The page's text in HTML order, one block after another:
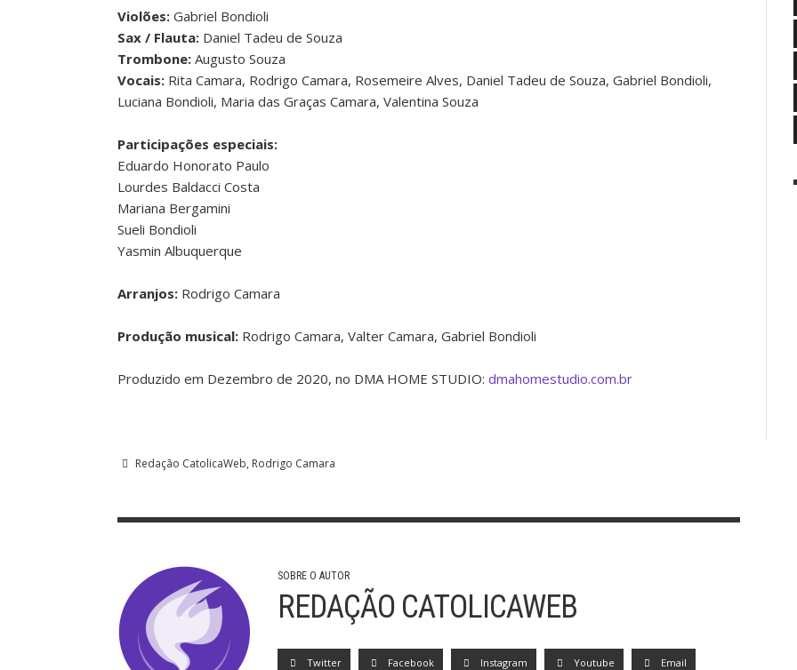
Violões: Gabriel Bondioli
Sax / Flauta: Daniel Tadeu de Souza
Trombone: Augusto Souza
Vocais: Rita Camara, Rodrigo Camara, Rosemeire Alves, Daniel Tadeu de Souza, Gabriel Bondioli,
Luciana Bondioli, Maria das Graças Camara, Valentina Souza
Participações especiais:
Eduardo Honorato Paulo
Lourdes Baldacci Costa
Mariana Bergamini
Sueli Bondioli
Yasmin Albuquerque
Arranjos: Rodrigo Camara
Produção musical: Rodrigo Camara, Valter Camara, Gabriel Bondioli
Produzido em Dezembro de 2020, no DMA HOME STUDIO: dmahomestudio.com.br
Redação CatolicaWeb Rodrigo Camara
SOBRE O AUTOR
REDAÇÃO CATOLICAWEB
Twitter Facebook Instagram Youtube Email